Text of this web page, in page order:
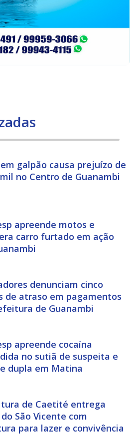
galpão causa prejuízo de
mil no Centro de Guanambi
apreende motos e
carro furtado em ação
denunciam cinco
de atraso em pagamentos
de Guanambi
apreende cocaína
no sutiã de suspeita e
dupla em Matina
de Caetité entrega
do São Vicente com
para lazer e convivência